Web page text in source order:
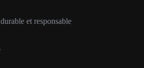
et responsable